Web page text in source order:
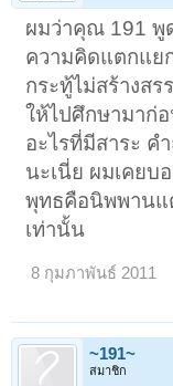
ผมว่าคุณ 191 พู
ความคิดแตกแย
กระทู้ไม่สร้างส
ให้ไปศึกษามาก่
อะไรที่มีสาระ ค
นะเนี่ย ผมเคย
พุทธคือนิพพานแ
เท่านั้น
8 กุมภาพันธ์ 2011
~191~
สมาชิก